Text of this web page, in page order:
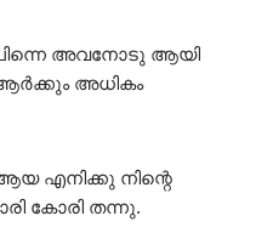
അവനോടു ആയി
അധികം
എനിക്കു നിന്റെ
കോരി തന്നു.